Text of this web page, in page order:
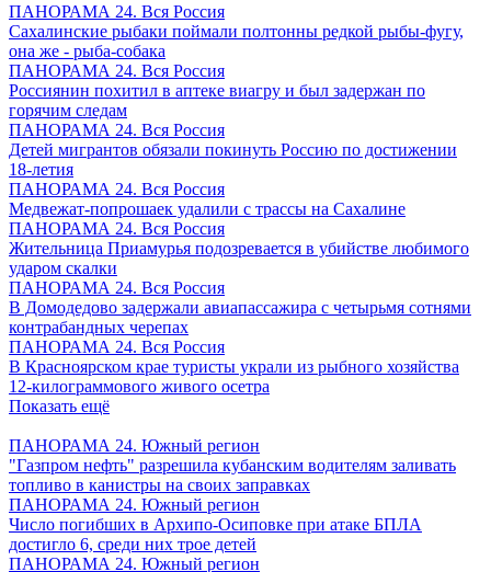
ПАНОРАМА 24. Вся Россия
Сахалинские рыбаки поймали полтонны редкой рыбы-фугу,
она же - рыба-собака
ПАНОРАМА 24. Вся Россия
Россиянин похитил в аптеке виагру и был задержан по
горячим следам
ПАНОРАМА 24. Вся Россия
Детей мигрантов обязали покинуть Россию по достижении
18-летия
ПАНОРАМА 24. Вся Россия
Медвежат-попрошаек удалили с трассы на Сахалине
ПАНОРАМА 24. Вся Россия
Жительница Приамурья подозревается в убийстве любимого
ударом скалки
ПАНОРАМА 24. Вся Россия
В Домодедово задержали авиапассажира с четырьмя сотнями
контрабандных черепах
ПАНОРАМА 24. Вся Россия
В Красноярском крае туристы украли из рыбного хозяйства
12-килограммового живого осетра
Показать ещё
ПАНОРАМА 24. Южный регион
"Газпром нефть" разрешила кубанским водителям заливать
топливо в канистры на своих заправках
ПАНОРАМА 24. Южный регион
Число погибших в Архипо-Осиповке при атаке БПЛА
достигло 6, среди них трое детей
ПАНОРАМА 24. Южный регион